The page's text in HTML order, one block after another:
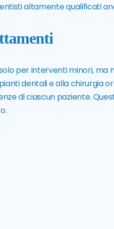
altamente qualificati
per interventi minori,
dentali e alla chirurgia
di ciascun paziente.